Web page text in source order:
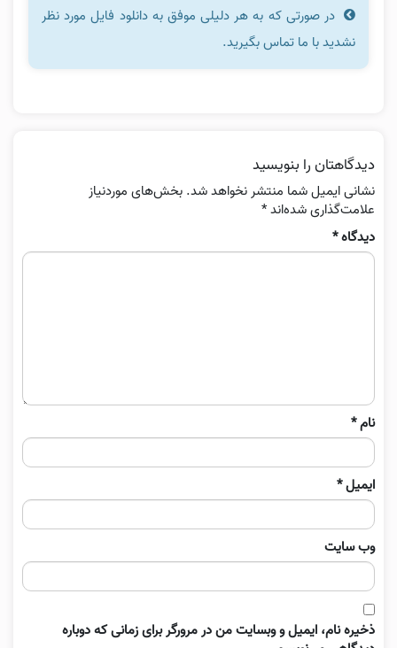
در صورتی که به هر دلیلی موفق به دانلود فایل مورد نظر
نشدید با ما تماس بگیرید.
دیدگاهتان را بنویسید
نشانی ایمیل شما منتشر نخواهد شد. بخش‌های موردنیاز
علامت‌گذاری شده‌اند*
دیدگاه*
نام*
ایمیل*
وب‌ سایت
ذخیره نام، ایمیل و وبسایت من در مرورگر برای زمانی که دوباره